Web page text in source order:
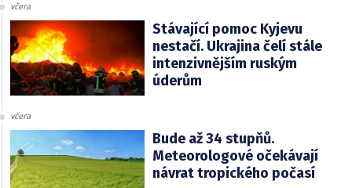
včera
Stávající pomoc Kyjevu
nestačí. Ukrajina čelí stále
intenzivnějším ruským
úderům
včera
Bude až 34 stupňů.
Meteorologové očekávají
návrat tropického počasí